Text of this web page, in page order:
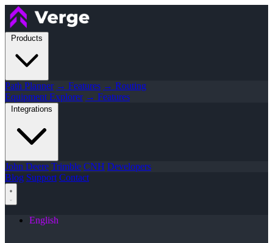
Products
Path Planner → Features → Routing
Equipment Explorer → Features
Integrations
John Deere Trimble CNH Developers
Blog Support Contact
English